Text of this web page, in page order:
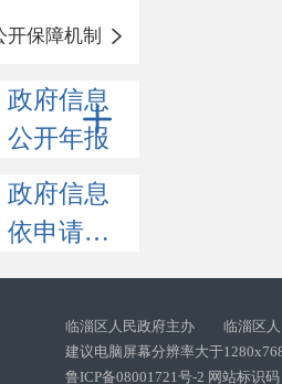
开保障机制
政府信息
公开年报
政府信息
依申请公开
临淄区人民政府主办 临淄区人
建议电脑屏幕分辨率大于
鲁ICP备08001721号-2 网站标识